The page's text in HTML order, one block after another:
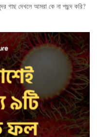
গাছ দেখলে আমরা কে না পছন্দ করি?